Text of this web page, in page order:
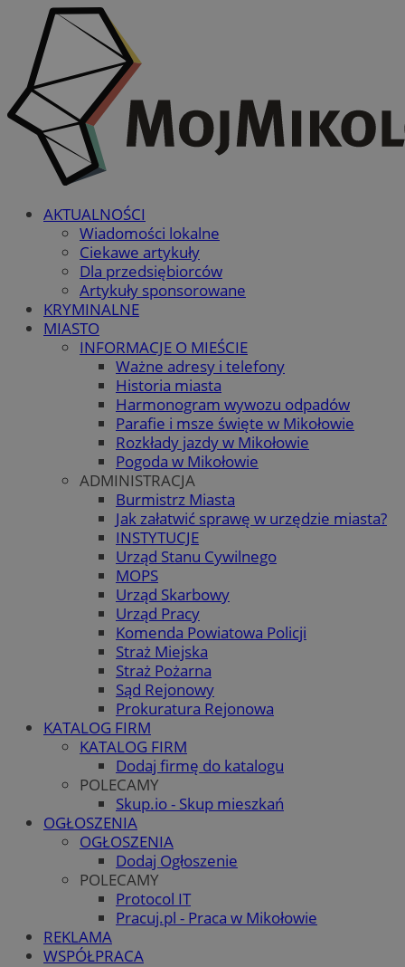
AKTUALNOŚCI
Wiadomości lokalne
Ciekawe artykuły
Dla przedsiębiorców
Artykuły sponsorowane
KRYMINALNE
MIASTO
INFORMACJE O MIEŚCIE
Ważne adresy i telefony
Historia miasta
Harmonogram wywozu odpadów
Parafie i msze święte w Mikołowie
Rozkłady jazdy w Mikołowie
Pogoda w Mikołowie
ADMINISTRACJA
Burmistrz Miasta
Jak załatwić sprawę w urzędzie miasta?
INSTYTUCJE
Urząd Stanu Cywilnego
MOPS
Urząd Skarbowy
Urząd Pracy
Komenda Powiatowa Policji
Straż Miejska
Straż Pożarna
Sąd Rejonowy
Prokuratura Rejonowa
KATALOG FIRM
KATALOG FIRM
Dodaj firmę do katalogu
POLECAMY
Skup.io - Skup mieszkań
OGŁOSZENIA
OGŁOSZENIA
Dodaj Ogłoszenie
POLECAMY
Protocol IT
Pracuj.pl - Praca w Mikołowie
REKLAMA
WSPÓŁPRACA